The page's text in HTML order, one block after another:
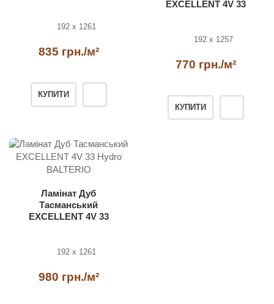
192 x 1261
835 грн./м²
КУПИТИ
EXCELLENT 4V 33
192 x 1257
770 грн./м²
КУПИТИ
Ламінат Дуб
Тасманський
EXCELLENT 4V 33
192 x 1261
980 грн./м²